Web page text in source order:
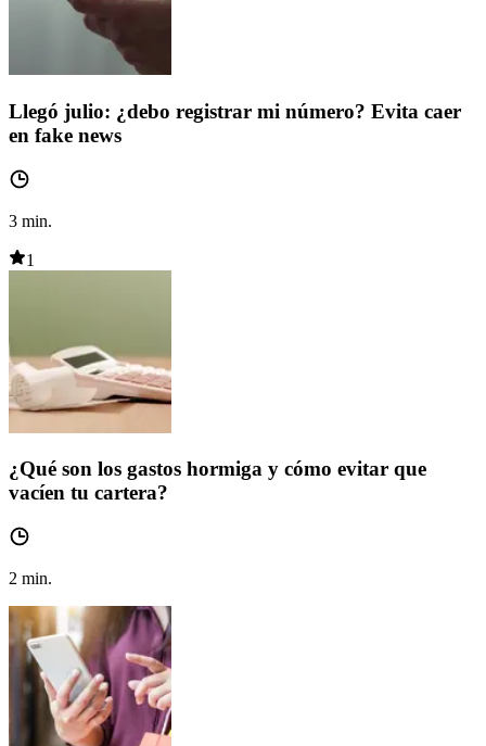
Llegó julio: ¿debo registrar mi número? Evita caer
en fake news
3 min.
1
¿Qué son los gastos hormiga y cómo evitar que
vacíen tu cartera?
2 min.